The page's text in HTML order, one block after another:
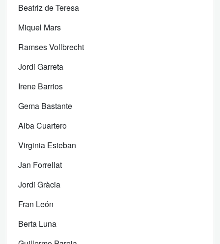
Beatriz de Teresa
Miquel Mars
Ramses Vollbrecht
Jordi Garreta
Irene Barrios
Gema Bastante
Alba Cuartero
Virginia Esteban
Jan Forrellat
Jordi Gràcia
Fran León
Berta Luna